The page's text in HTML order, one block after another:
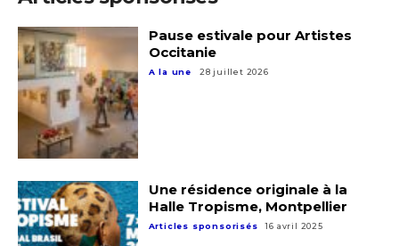
Adresse email*
Nom
Pause estivale pour Artistes
Occitanie
A la une 28 juillet 2026
Une résidence originale à la
Halle Tropisme, Montpellier
Articles sponsorisés 16 avril 2025